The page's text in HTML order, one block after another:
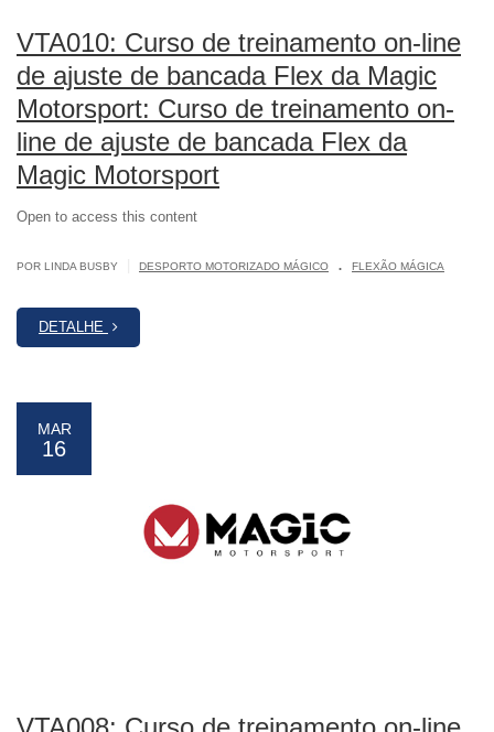
VTA010: Curso de treinamento on-line
de ajuste de bancada Flex da Magic
Motorsport: Curso de treinamento on-
line de ajuste de bancada Flex da
Magic Motorsport
Open to access this content
POR LINDA BUSBY DESPORTO MOTORIZADO MÁGICO . FLEXÃO MÁGICA
DETALHE
MAR
16